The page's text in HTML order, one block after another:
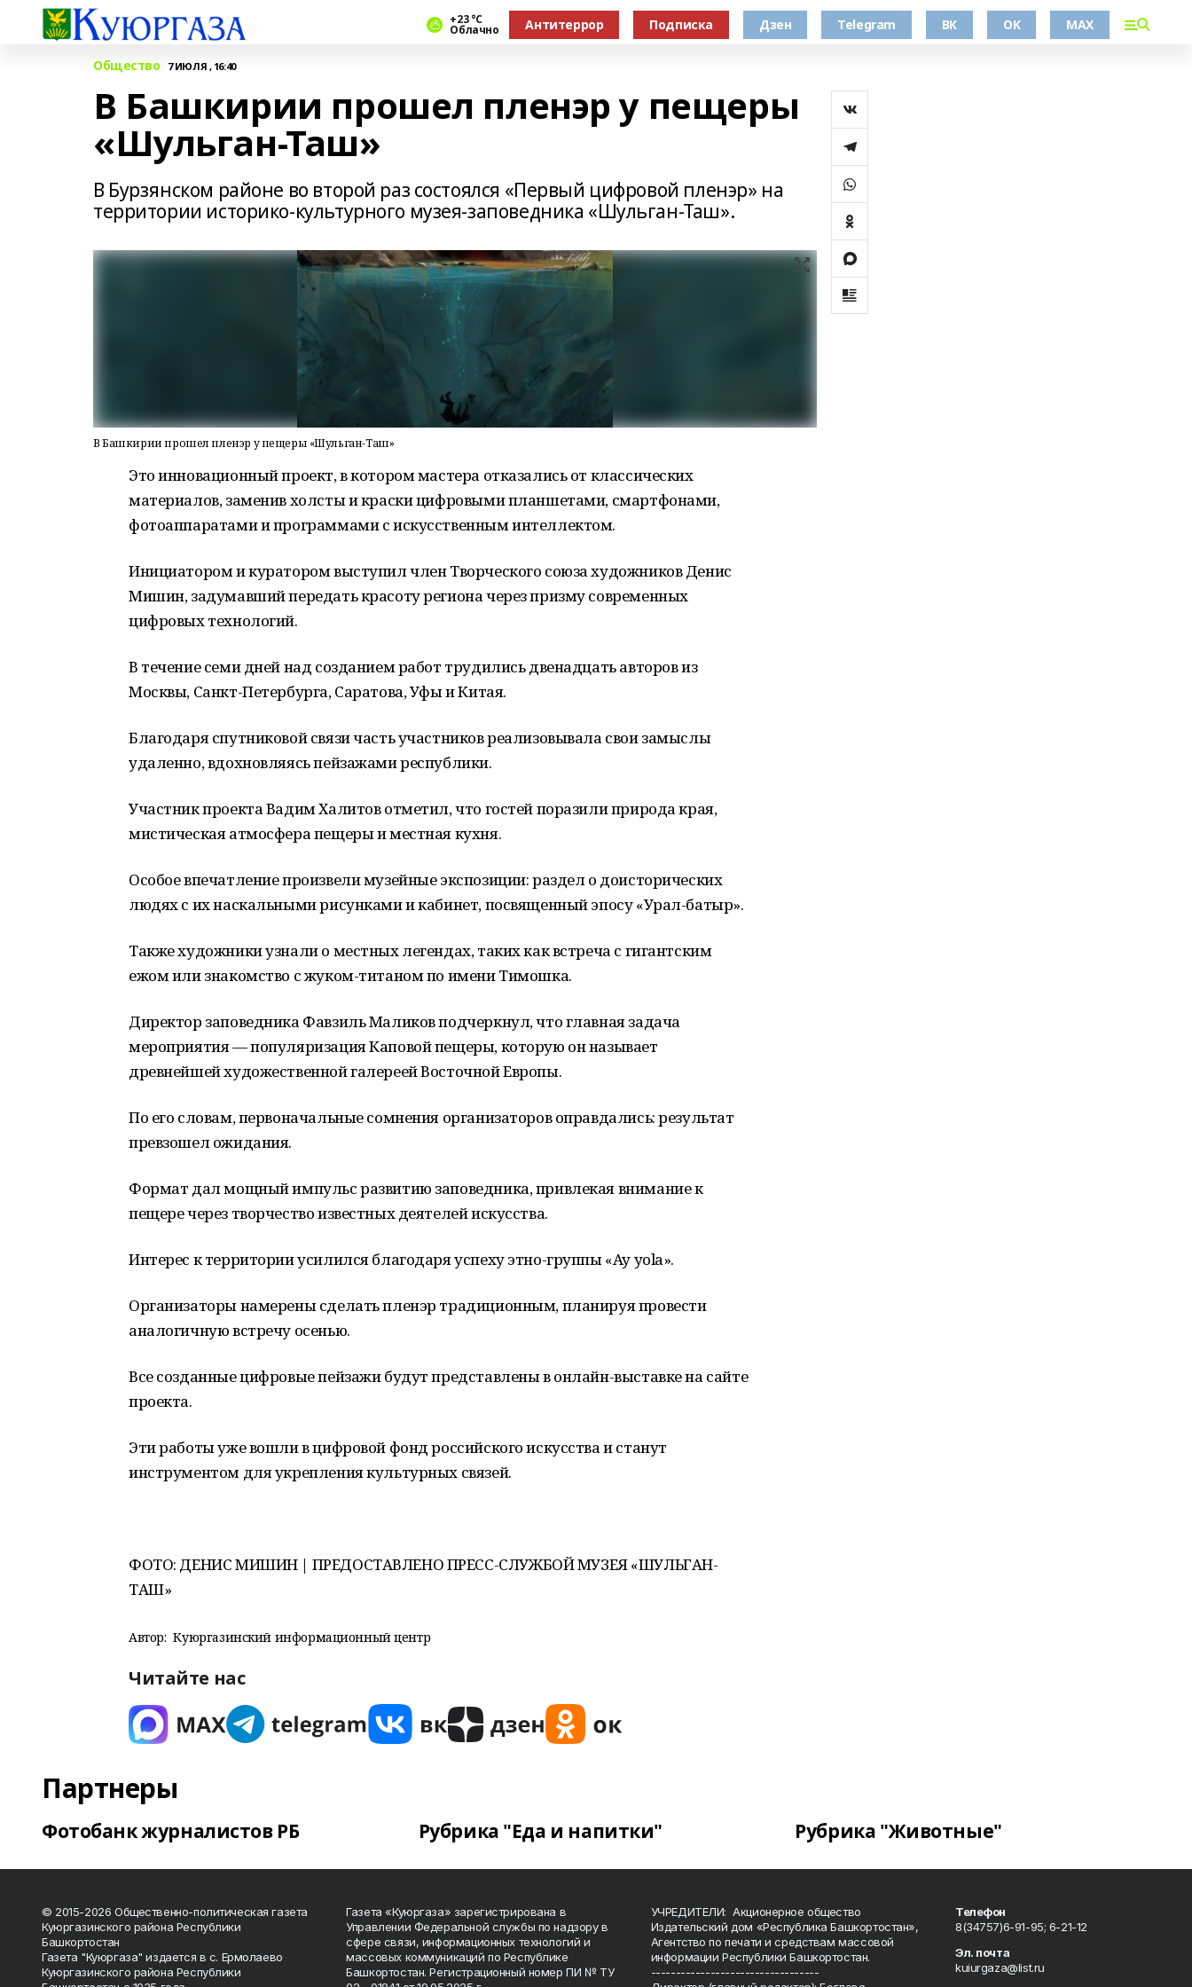
+23 °С
Облачно Антитеррор Подписка Дзен Telegram ВК ОК MAX
Общество 7 ИЮЛЯ , 16:40
В Башкирии прошел пленэр у пещеры
«Шульган-Таш»
В Бурзянском районе во второй раз состоялся «Первый цифровой пленэр» на
территории историко-культурного музея-заповедника «Шульган-Таш».
В Башкирии прошел пленэр у пещеры «Шульган-Таш»
Это инновационный проект, в котором мастера отказались от классических
материалов, заменив холсты и краски цифровыми планшетами, смартфонами,
фотоаппаратами и программами с искусственным интеллектом.
Инициатором и куратором выступил член Творческого союза художников Денис
Мишин, задумавший передать красоту региона через призму современных
цифровых технологий.
В течение семи дней над созданием работ трудились двенадцать авторов из
Москвы, Санкт-Петербурга, Саратова, Уфы и Китая.
Благодаря спутниковой связи часть участников реализовывала свои замыслы
удаленно, вдохновляясь пейзажами республики.
Участник проекта Вадим Халитов отметил, что гостей поразили природа края,
мистическая атмосфера пещеры и местная кухня.
Особое впечатление произвели музейные экспозиции: раздел о доисторических
людях с их наскальными рисунками и кабинет, посвященный эпосу «Урал-батыр».
Также художники узнали о местных легендах, таких как встреча с гигантским
ежом или знакомство с жуком-титаном по имени Тимошка.
Директор заповедника Фавзиль Маликов подчеркнул, что главная задача
мероприятия — популяризация Каповой пещеры, которую он называет
древнейшей художественной галереей Восточной Европы.
По его словам, первоначальные сомнения организаторов оправдались: результат
превзошел ожидания.
Формат дал мощный импульс развитию заповедника, привлекая внимание к
пещере через творчество известных деятелей искусства.
Интерес к территории усилился благодаря успеху этно-группы «Ay yola».
Организаторы намерены сделать пленэр традиционным, планируя провести
аналогичную встречу осенью.
Все созданные цифровые пейзажи будут представлены в онлайн-выставке на сайте
проекта.
Эти работы уже вошли в цифровой фонд российского искусства и станут
инструментом для укрепления культурных связей.
ФОТО: ДЕНИС МИШИН | ПРЕДОСТАВЛЕНО ПРЕСС-СЛУЖБОЙ МУЗЕЯ «ШУЛЬГАН-
ТАШ»
Автор: Куюргазинский информационный центр
Читайте нас
Партнеры
Фотобанк журналистов РБ Рубрика "Еда и напитки" Рубрика "Животные"
© 2015-2026 Общественно-политическая газета
Куюргазинского района Республики
Башкортостан
Газета "Куюргаза" издается в с. Ермолаево
Куюргазинского района Республики
Газета «Куюргаза» зарегистрирована в
Управлении Федеральной службы по надзору в
сфере связи, информационных технологий и
массовых коммуникаций по Республике
Башкортостан. Регистрационный номер ПИ № ТУ
УЧРЕДИТЕЛИ: Акционерное общество
Издательский дом «Республика Башкортостан»,
Агентство по печати и средствам массовой
информации Республики Башкортостан.
----------------------------------
Телефон
8(34757)6-91-95; 6-21-12
Эл. почта
kuiurgaza@list.ru